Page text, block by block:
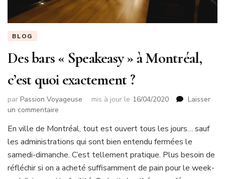
BLOG
Des bars « Speakeasy » à Montréal,
c’est quoi exactement ?
par Passion Voyageuse mis à jour le 16/04/2020
Laisser
un commentaire
bars
« Speakeasy »
à
Montréal,
c’est
En ville de Montréal, tout est ouvert tous les jours… sauf
les administrations qui sont bien entendu fermées le
samedi-dimanche. C’est tellement pratique. Plus besoin de
réfléchir si on a acheté suffisamment de pain pour le week-